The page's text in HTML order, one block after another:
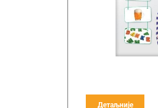
Детаљније